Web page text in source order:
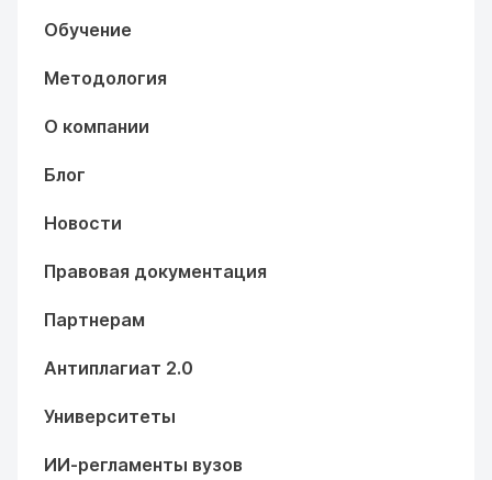
Обучение
Методология
О компании
Блог
Новости
Правовая документация
Партнерам
Антиплагиат 2.0
Университеты
ИИ-регламенты вузов